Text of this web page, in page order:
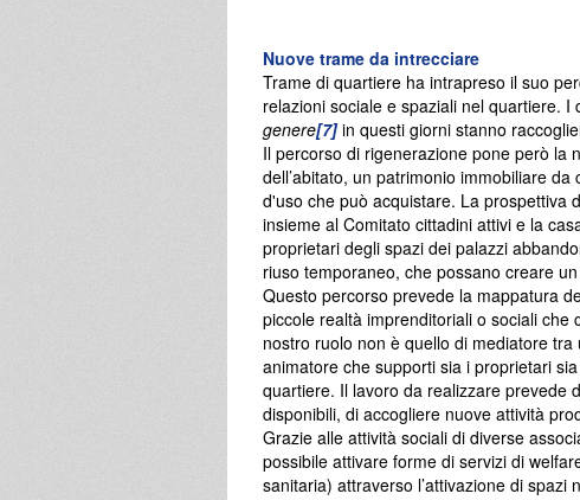
Nuove trame da intrecciare
Trame di quartiere ha intrapreso il suo
relazioni sociale e spaziali nel quartiere. I
genere[7]in questi giorni stanno
Il percorso di rigenerazione pone però la
dell’abitato, un patrimonio immobiliare
d'uso che può acquistare. La prospettiva
insieme al Comitato cittadini attivi e la
proprietari degli spazi dei palazzi
riuso temporaneo, che possano creare
Questo percorso prevede la mappatura
piccole realtà imprenditoriali o sociali
nostro ruolo non è quello di mediatore
animatore che supporti sia i proprietari
quartiere. Il lavoro da realizzare prevede
disponibili, di accogliere nuove attività
Grazie alle attività sociali di diverse
possibile attivare forme di servizi di
sanitaria) attraverso l’attivazione di